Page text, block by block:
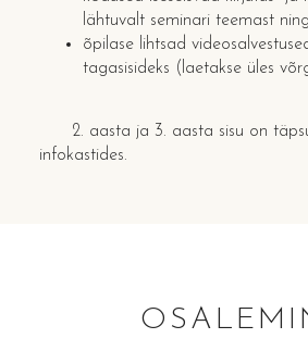
lähtuvalt seminari teemast
õpilase lihtsad
tagasisideks (laetakse üles
2. aasta ja 3. aasta sisu on
infokastides.